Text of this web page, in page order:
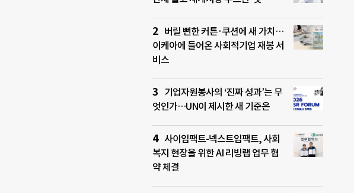
버릴 뻔한 커튼·쿠션에 새 가치…
이케아에 들어온 사회적기업 재봉 서
비스
기업자원봉사의 ‘진짜 성과’는 무
엇인가…UN이 제시한 새 기준은
사이임팩트-넥스트임팩트, 사회
복지 현장을 위한 AI 리빙랩 업무 협
약 체결